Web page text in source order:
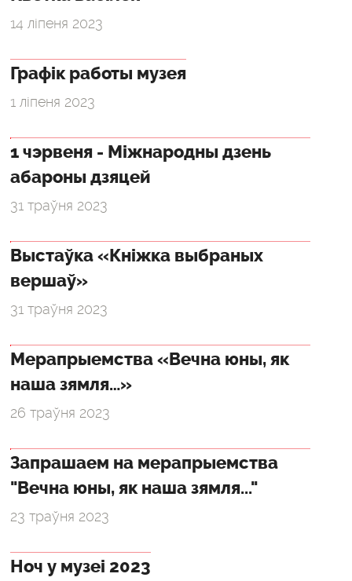
14 ліпеня 2023
Графік работы музея
1 ліпеня 2023
1 чэрвеня - Міжнародны дзень
абароны дзяцей
31 траўня 2023
Выстаўка «Кніжка выбраных
вершаў»
31 траўня 2023
Мерапрыемства «Вечна юны, як
наша зямля…»
26 траўня 2023
Запрашаем на мерапрыемства
"Вечна юны, як наша зямля..."
23 траўня 2023
Ноч у музеі 2023